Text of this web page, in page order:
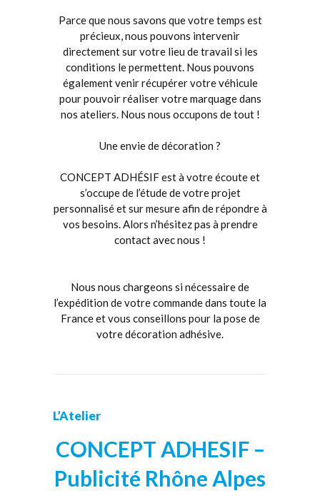
Parce que nous savons que votre temps est
précieux, nous pouvons intervenir
directement sur votre lieu de travail si les
conditions le permettent. Nous pouvons
également venir récupérer votre véhicule
pour pouvoir réaliser votre marquage dans
nos ateliers. Nous nous occupons de tout !
Une envie de décoration ?
CONCEPT ADHÉSIF est à votre écoute et
s’occupe de l’étude de votre projet
personnalisé et sur mesure afin de répondre à
vos besoins. Alors n’hésitez pas à prendre
contact avec nous !
Nous nous chargeons si nécessaire de
l’expédition de votre commande dans toute la
France et vous conseillons pour la pose de
votre décoration adhésive.
L’Atelier
CONCEPT ADHESIF –
Publicité Rhône Alpes